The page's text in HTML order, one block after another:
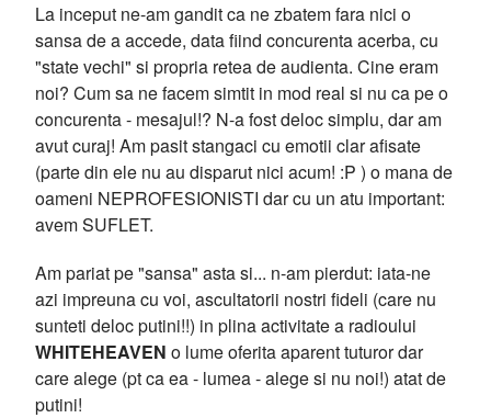
La inceput ne-am gandit ca ne zbatem fara nici o
sansa de a accede, data fiind concurenta acerba, cu
"state vechi" si propria retea de audienta. Cine eram
noi? Cum sa ne facem simtit in mod real si nu ca pe o
concurenta - mesajul!? N-a fost deloc simplu, dar am
avut curaj! Am pasit stangaci cu emotii clar afisate
(parte din ele nu au disparut nici acum! :P ) o mana de
oameni NEPROFESIONISTI dar cu un atu important:
avem SUFLET.
Am pariat pe "sansa" asta si... n-am pierdut: iata-ne
azi impreuna cu voi, ascultatorii nostri fideli (care nu
sunteti deloc putini!!) in plina activitate a radioului
WHITEHEAVEN o lume oferita aparent tuturor dar
care alege (pt ca ea - lumea - alege si nu noi!) atat de
putini!